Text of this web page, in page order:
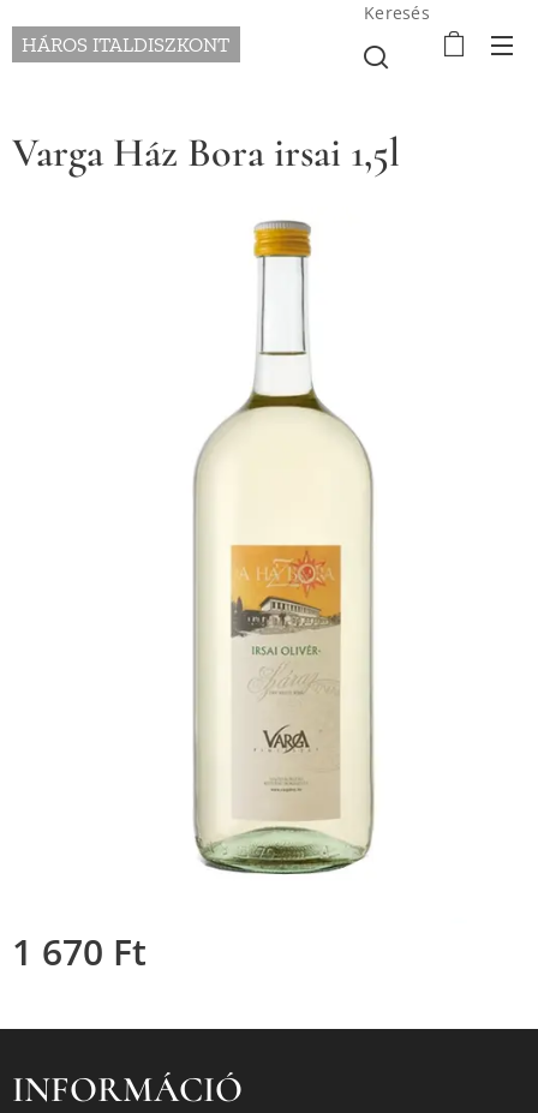
HÁROS ITALDISZKONT
Keresés
Varga Ház Bora irsai 1,5l
1 670 Ft
INFORMÁCIÓ